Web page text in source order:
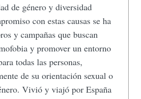
de género y diversidad
con estas causas se ha
y campañas que buscan
y promover un entorno
todas las personas,
de su orientación sexual o
Vivió y viajó por España